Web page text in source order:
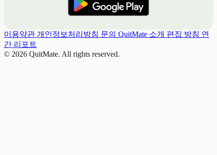
이용약관 개인정보처리방침 문의 QuitMate 소개 편집 방침 연
간 리포트
© 2026 QuitMate. All rights reserved.